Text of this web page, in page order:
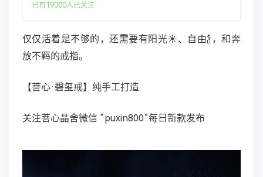
已有19000人已关注
仅仅活着是不够的，还需要有阳光☀️、自由🍾，和奔
放不羁的戒指。
【菩心·碧玺戒】纯手工打造
关注菩心晶舍微信 “puxin800”每日新款发布